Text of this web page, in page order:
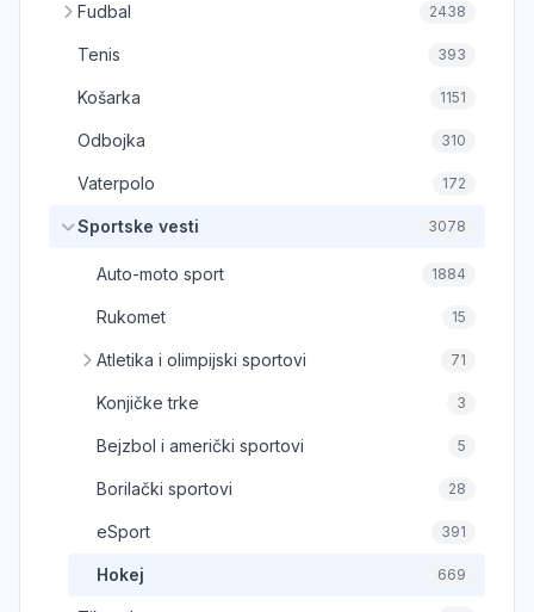
Fudbal 2438
Tenis 393
Košarka 1151
Odbojka 310
Vaterpolo 172
Sportske vesti 3078
Auto-moto sport 1884
Rukomet 15
Atletika i olimpijski sportovi 71
Konjičke trke 3
Bejzbol i američki sportovi 5
Borilački sportovi 28
eSport 391
Hokej 669